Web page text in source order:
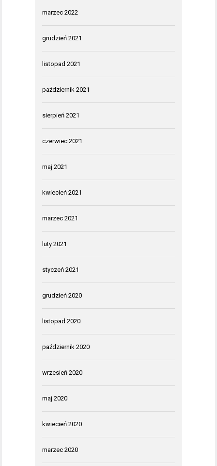
marzec 2022
grudzień 2021
listopad 2021
październik 2021
sierpień 2021
czerwiec 2021
maj 2021
kwiecień 2021
marzec 2021
luty 2021
styczeń 2021
grudzień 2020
listopad 2020
październik 2020
wrzesień 2020
maj 2020
kwiecień 2020
marzec 2020